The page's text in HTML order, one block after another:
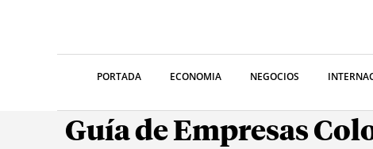
PORTADA ECONOMIA NEGOCIOS
Guía de Empresas